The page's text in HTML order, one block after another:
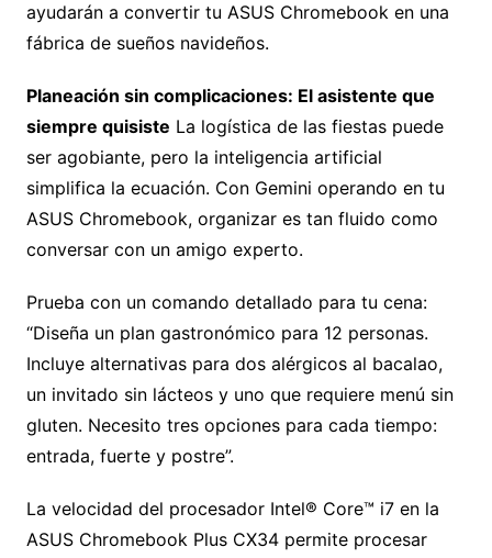
ayudarán a convertir tu ASUS Chromebook en una
fábrica de sueños navideños.
Planeación sin complicaciones: El asistente que
siempre quisiste La logística de las fiestas puede
ser agobiante, pero la inteligencia artificial
simplifica la ecuación. Con Gemini operando en tu
ASUS Chromebook, organizar es tan fluido como
conversar con un amigo experto.
Prueba con un comando detallado para tu cena:
“Diseña un plan gastronómico para 12 personas.
Incluye alternativas para dos alérgicos al bacalao,
un invitado sin lácteos y uno que requiere menú sin
gluten. Necesito tres opciones para cada tiempo:
entrada, fuerte y postre”.
La velocidad del procesador Intel® Core™ i7 en la
ASUS Chromebook Plus CX34 permite procesar